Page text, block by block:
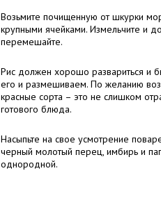
Возьмите почищенную от шкурки
крупными ячейками. Измельчите и
перемешайте.
Рис должен хорошо развариться и
его и размешиваем. По желанию
красные сорта – это не слишком
готового блюда.
Насыпьте на свое усмотрение
черный молотый перец, имбирь и
однородной.